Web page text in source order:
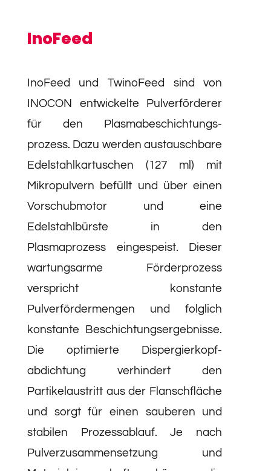
InoFeed
InoFeed und TwinoFeed sind von
INOCON entwickelte Pulver­förderer
für den Plasma­beschichtungs­
prozess. Dazu werden austauschbare
Edelstahlkartuschen (127 ml) mit
Mikropulvern befüllt und über einen
Vorschubmotor und eine
Edelstahlbürste in den
Plasmaprozess eingespeist. Dieser
wartungsarme Förderprozess
verspricht konstante
Pulverfördermengen und folglich
konstante Beschichtungsergebnisse.
Die optimierte Dispergier­kopf­
abdichtung verhindert den
Partikelaustritt aus der Flanschfläche
und sorgt für einen sauberen und
stabilen Prozessablauf. Je nach
Pulverzusammensetzung und